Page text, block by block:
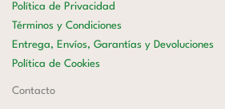
Política de Privacidad
Términos y Condiciones
Entrega, Envíos, Garantías y Devoluciones
Política de Cookies
Contacto